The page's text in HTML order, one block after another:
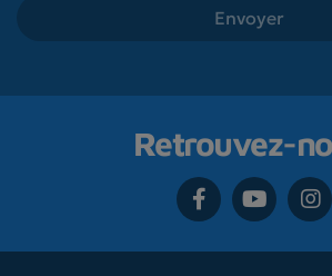
Retrouvez-